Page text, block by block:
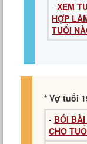
- XEM
HỢP
TUỔI
* Vợ tuổi
- BÓI
CHO